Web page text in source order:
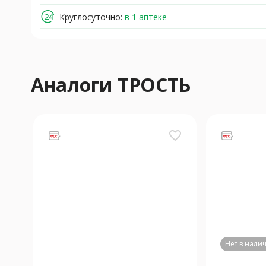
Круглосуточно: в 1 аптекe
Аналоги ТРОСТЬ
favorite_border
Нет в